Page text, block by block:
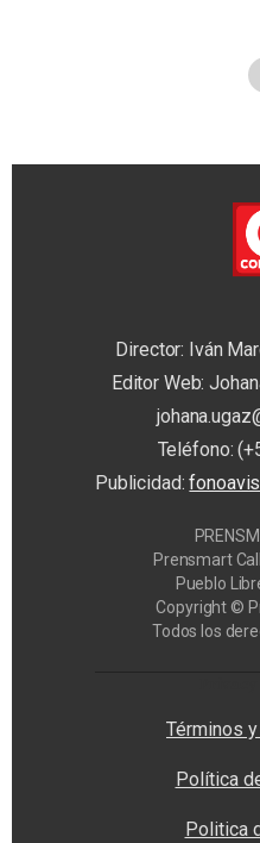
Director: Iván
Editor Web:
Teléfono:
Publicidad:
Prensmart
Pueblo
Copyright ©
Todos los
Términos
Política
Politica